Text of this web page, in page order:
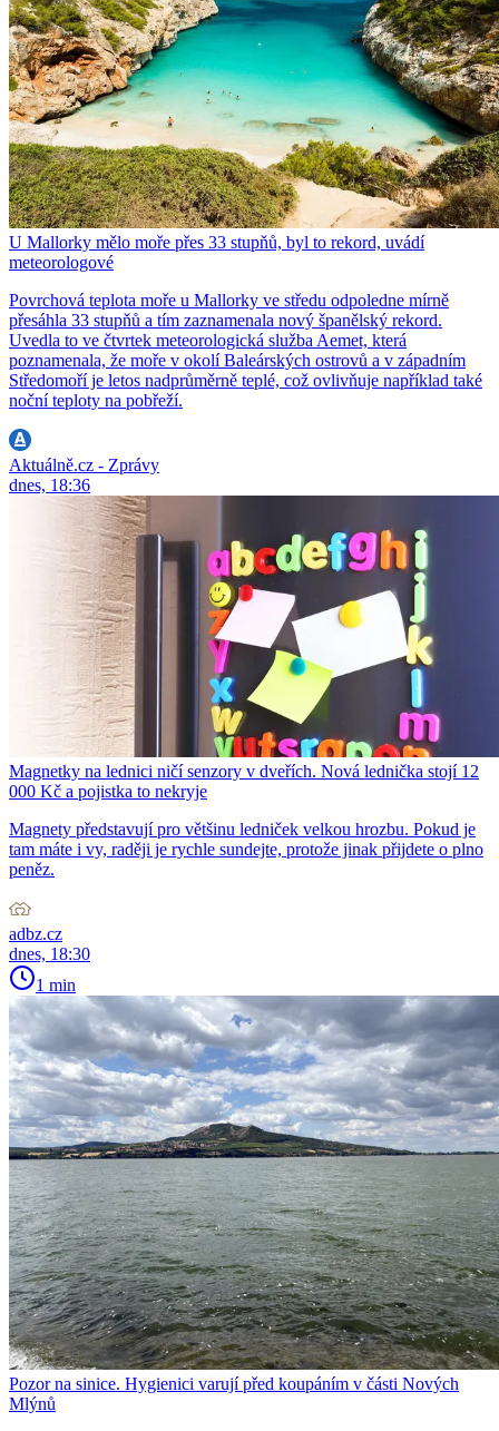
U Mallorky mělo moře přes 33 stupňů, byl to rekord, uvádí
meteorologové
Povrchová teplota moře u Mallorky ve středu odpoledne mírně
přesáhla 33 stupňů a tím zaznamenala nový španělský rekord.
Uvedla to ve čtvrtek meteorologická služba Aemet, která
poznamenala, že moře v okolí Baleárských ostrovů a v západním
Středomoří je letos nadprůměrně teplé, což ovlivňuje například také
noční teploty na pobřeží.
Aktuálně.cz - Zprávy
dnes, 18:36
Magnetky na lednici ničí senzory v dveřích. Nová lednička stojí 12
000 Kč a pojistka to nekryje
Magnety představují pro většinu ledniček velkou hrozbu. Pokud je
tam máte i vy, raději je rychle sundejte, protože jinak přijdete o plno
peněz.
adbz.cz
dnes, 18:30
1 min
Pozor na sinice. Hygienici varují před koupáním v části Nových
Mlýnů